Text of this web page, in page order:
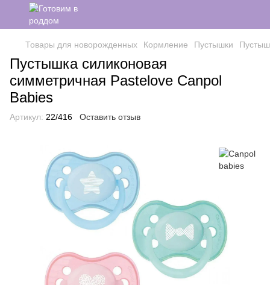
Товары для новорожденных Кормление Пустышки
Пустышка силиконовая
симметричная Pastelove Canpol
Babies
Артикул: 22/416 Оставить отзыв